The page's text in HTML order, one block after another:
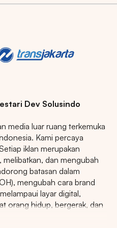
Dev Solusindo
media luar ruang terkemuka
Kami percaya
iklan merupakan
dan mengubah
batasan dalam
mengubah cara brand
layar digital,
orang hidup, bergerak, dan